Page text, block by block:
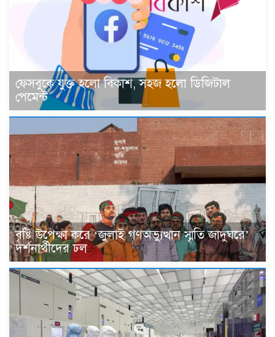
ফেসবুকে যুক্ত হলো বিকাশ, সহজ হলো ডিজিটাল
পেমেন্ট
বৃষ্টি উপেক্ষা করে ‘জুলাই গণঅভ্যুত্থান স্মৃতি জাদুঘরে’
দর্শনার্থীদের ঢল